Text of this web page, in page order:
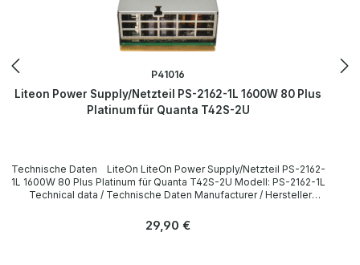
P41016
Liteon Power Supply/Netzteil PS-2162-1L 1600W 80 Plus
Platinum für Quanta T42S-2U
Technische Daten LiteOn LiteOn Power Supply/Netzteil PS-2162-
1L 1600W 80 Plus Platinum für Quanta T42S-2U Modell: PS-2162-1L
Regulärer Preis:
29,90 €